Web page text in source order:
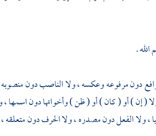
.
دون مرفوعه وعكسه ، ولا الناصب دون
( إن ) أو ( كان ) أو ( ظن ) وأخواتها دون اسمها ،
، ولا الفعل دون مصدره ، ولا الحرف دون